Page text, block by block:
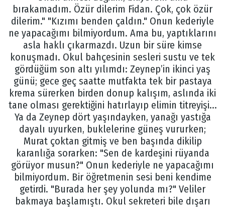
bırakamadım. Özür dilerim Fidan. Çok, çok özür
dilerim." "Kızımı benden çaldın." Onun kederiyle
ne yapacağımı bilmiyordum. Ama bu, yaptıklarını
asla haklı çıkarmazdı. Uzun bir süre kimse
konuşmadı. Okul bahçesinin sesleri sustu ve tek
gördüğüm son altı yılımdı: Zeynep’in ikinci yaş
günü; gece geç saatte mutfakta tek bir pastaya
krema sürerken birden donup kalışım, aslında iki
tane olması gerektiğini hatırlayıp elimin titreyişi...
Ya da Zeynep dört yaşındayken, yanağı yastığa
dayalı uyurken, buklelerine güneş vururken;
Murat çoktan gitmiş ve ben başında dikilip
karanlığa sorarken: "Sen de kardeşini rüyanda
görüyor musun?" Onun kederiyle ne yapacağımı
bilmiyordum. Bir öğretmenin sesi beni kendime
getirdi. "Burada her şey yolunda mı?" Veliler
bakmaya başlamıştı. Okul sekreteri bile dışarı